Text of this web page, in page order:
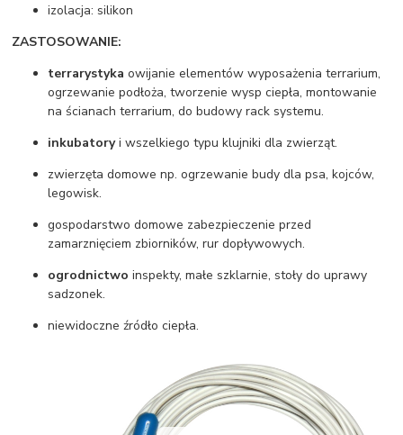
izolacja: silikon
ZASTOSOWANIE:
terrarystyka owijanie elementów wyposażenia terrarium,
ogrzewanie podłoża, tworzenie wysp ciepła, montowanie
na ścianach terrarium, do budowy rack systemu.
inkubatoryi wszelkiego typu klujniki dla zwierząt.
zwierzęta domowe np. ogrzewanie budy dla psa, kojców,
legowisk.
gospodarstwo domowe zabezpieczenie przed
zamarznięciem zbiorników, rur dopływowych.
ogrodnictwo inspekty, małe szklarnie, stoły do uprawy
sadzonek.
niewidoczne źródło ciepła.